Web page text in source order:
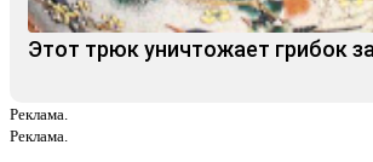
Этот трюк уничтожает грибок
Реклама.
Реклама.